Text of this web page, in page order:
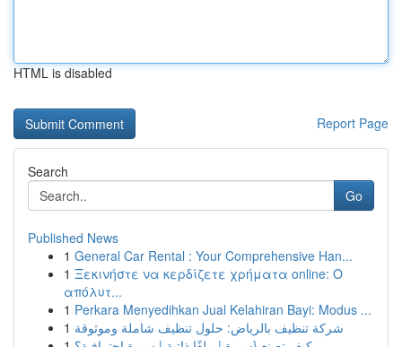
HTML is disabled
Report Page
Search
Go
Published News
1 General Car Rental : Your Comprehensive Han...
1 Ξεκινήστε να κερδίζετε χρήματα online: Ο
απόλυτ...
1 Perkara Menyedihkan Jual Kelahiran Bayi: Modus ...
1 شركة تنظيف بالرياض: حلول تنظيف شاملة وموثوقة